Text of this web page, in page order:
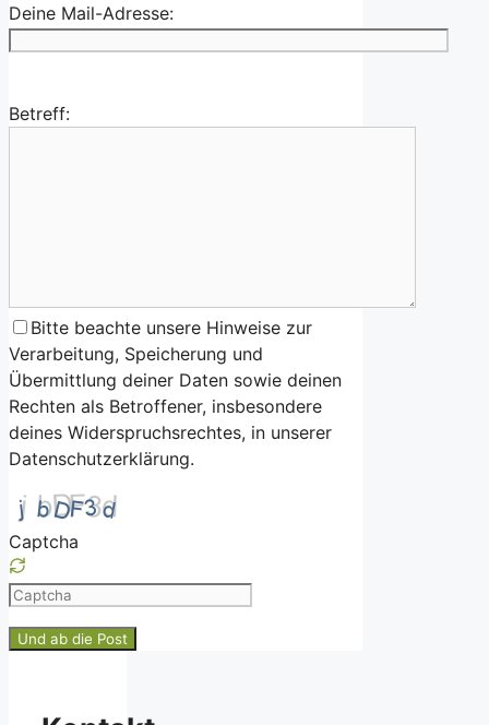
Deine Mail-Adresse:
Betreff:
Bitte beachte unsere Hinweise zur
Verarbeitung, Speicherung und
Übermittlung deiner Daten sowie deinen
Rechten als Betroffener, insbesondere
deines Widerspruchsrechtes, in unserer
Datenschutzerklärung.
Captcha
Please
the